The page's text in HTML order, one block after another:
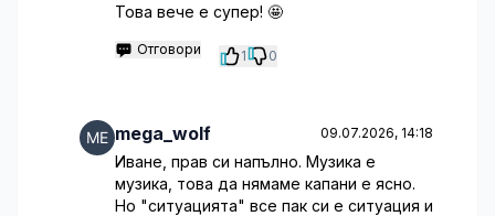
Това вече е супер! 🤩
Отговори 1 0
mega_wolf 09.07.2026, 14:18
Иване, прав си напълно. Музика е
музика, това да нямаме капани е ясно.
Но "ситуацията" все пак си е ситуация и